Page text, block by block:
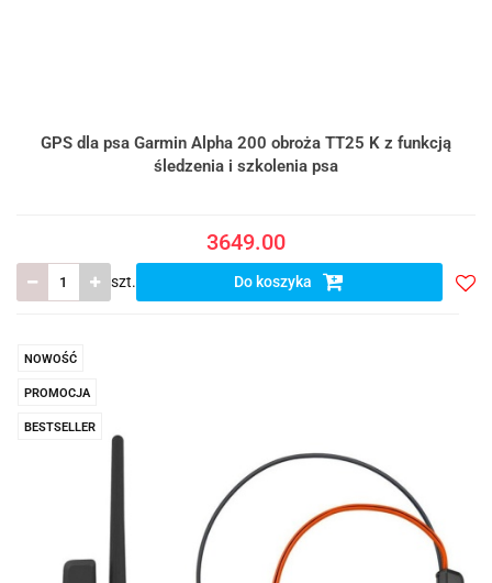
GPS dla psa Garmin Alpha 200 obroża TT25 K z funkcją
śledzenia i szkolenia psa
3649.00
szt. Do koszyka
NOWOŚĆ
PROMOCJA
BESTSELLER